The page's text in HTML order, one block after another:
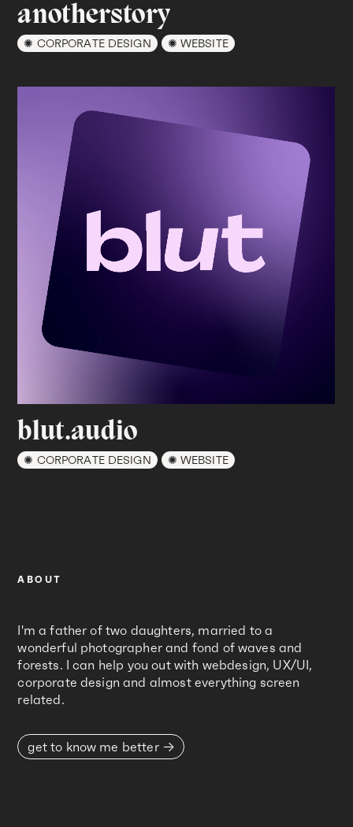
anotherstory
CORPORATE DESIGN WEBSITE
blut.audio
CORPORATE DESIGN WEBSITE
ABOUT
I'm a father of two daughters, married to a
wonderful photographer and fond of waves and
forests. I can help you out with webdesign, UX/UI,
corporate design and almost everything screen
related.
get to know me better